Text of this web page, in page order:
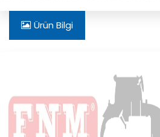
Ürün Bilgi